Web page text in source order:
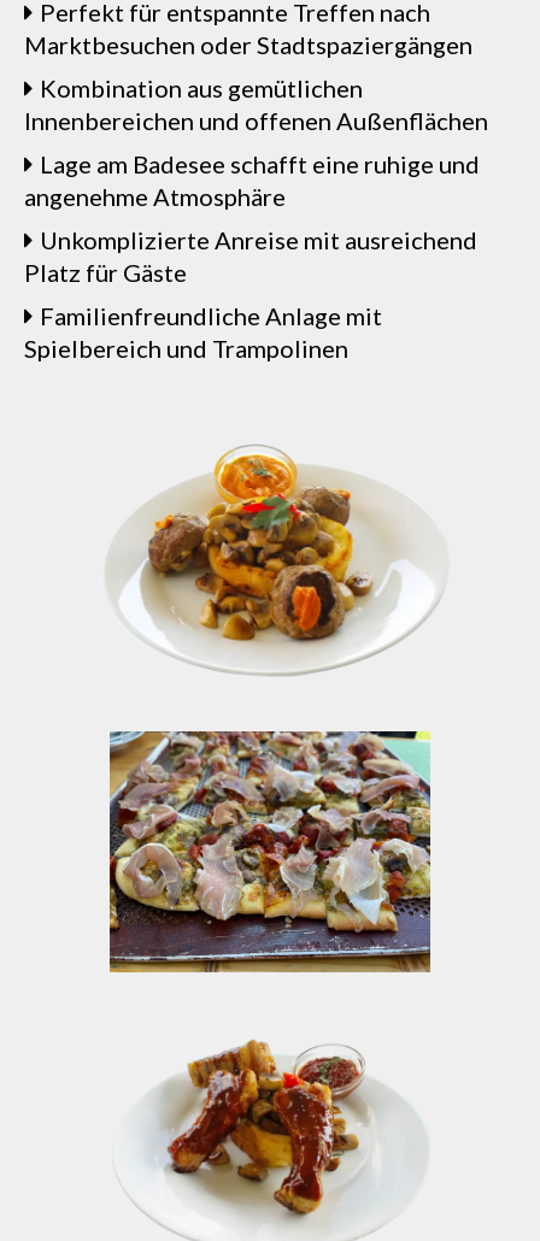
Perfekt für entspannte Treffen nach
Marktbesuchen oder Stadtspaziergängen
Kombination aus gemütlichen
Innenbereichen und offenen Außenflächen
Lage am Badesee schafft eine ruhige und
angenehme Atmosphäre
Unkomplizierte Anreise mit ausreichend
Platz für Gäste
Familienfreundliche Anlage mit
Spielbereich und Trampolinen